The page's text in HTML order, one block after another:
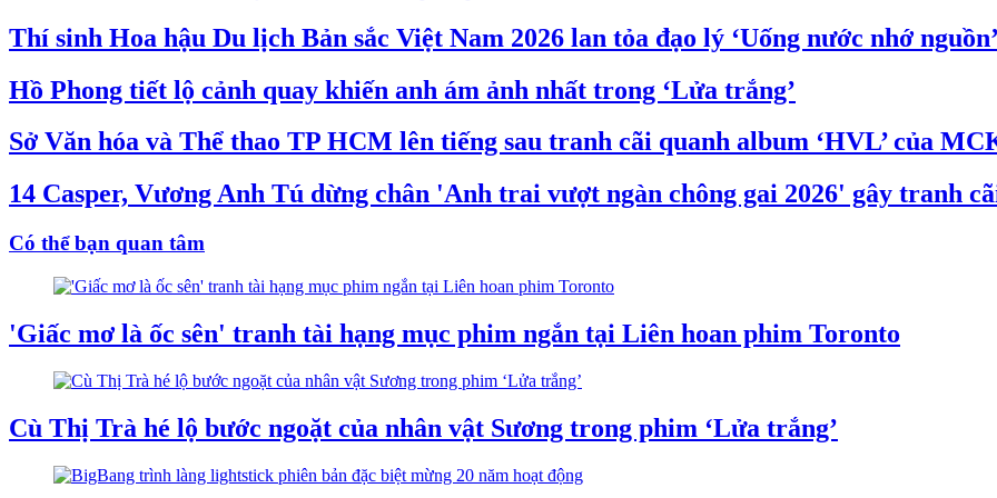
Thí sinh Hoa hậu Du lịch Bản sắc Việt Nam 2026 lan tỏa đạo lý ‘Uống nước nhớ nguồn’
Hồ Phong tiết lộ cảnh quay khiến anh ám ảnh nhất trong ‘Lửa trắng’
Sở Văn hóa và Thể thao TP HCM lên tiếng sau tranh cãi quanh album ‘HVL’ của
14 Casper, Vương Anh Tú dừng chân 'Anh trai vượt ngàn chông gai 2026' gây tranh
Có thể bạn quan tâm
'Giấc mơ là ốc sên' tranh tài hạng mục phim ngắn tại Liên hoan phim Toronto
Cù Thị Trà hé lộ bước ngoặt của nhân vật Sương trong phim ‘Lửa trắng’